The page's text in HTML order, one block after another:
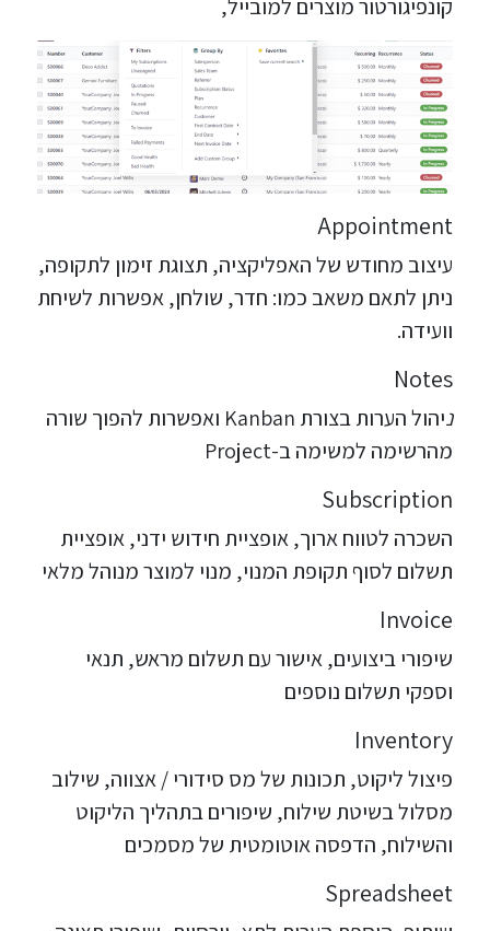
קונפיגורטור מוצרים למובייל,
Appointment
עיצוב מחודש של האפליקציה, תצוגת זימון לתקופה,
ניתן לתאם משאב כמו: חדר, שולחן, אפשרות לשיחת
וועידה.
Notes
נ
יהול הערות בצורת Kanban ואפשרות להפוך שורה
מהרשימה למשימה ב-Project
​Subscription
השכרה לטווח ארוך, אופציית חידוש ידני, אופציית
תשלום לסוף תקופת המנוי, מנוי למוצר מנוהל מלאי
Invoice
שיפורי ביצועים, אישור עם תשלום מראש, תנאי
וספקי תשלום נוספים
Inventory
פיצול ליקוט, תכונות של מס סידורי / אצווה, שילוב
מסלול בשיטת שילוח, שיפורים בתהליך הליקוט
והשילוח, הדפסה אוטומטית של מסמכים
Spreadsheet